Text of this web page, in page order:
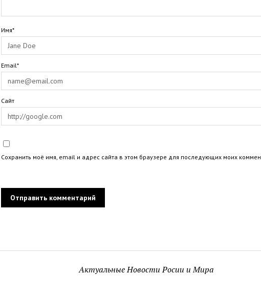
Имя*
Email*
Сайт
Сохранить моё имя, email и адрес сайта в этом браузере для последующих моих
Актуальные Новости Росии и Мира